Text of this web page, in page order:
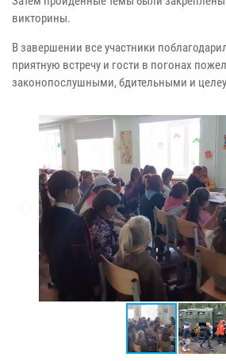
викторины.
В завершении все участники
приятную встречу и гости в погонах
законопослушными, бдительными и